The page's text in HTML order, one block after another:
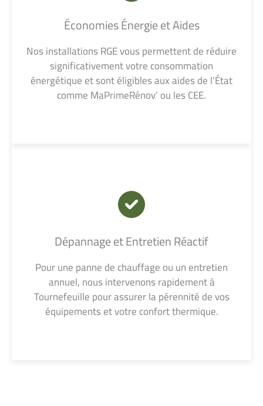
Économies Énergie et Aides
Nos installations RGE vous permettent de réduire
significativement votre consommation
énergétique et sont éligibles aux aides de l’État
comme MaPrimeRénov’ ou les CEE.
Dépannage et Entretien Réactif
Pour une panne de chauffage ou un entretien
annuel, nous intervenons rapidement à
Tournefeuille pour assurer la pérennité de vos
équipements et votre confort thermique.